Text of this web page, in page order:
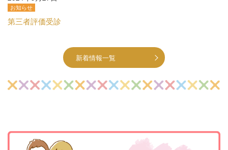
お知らせ
第三者評価受診
新着情報一覧